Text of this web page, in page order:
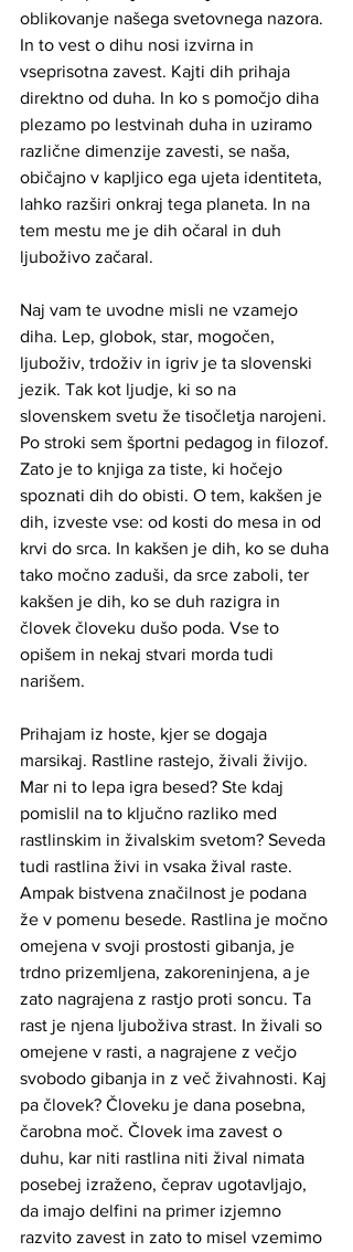
oblikovanje našega svetovnega nazora.
In to vest o dihu nosi izvirna in
vseprisotna zavest. Kajti dih prihaja
direktno od duha. In ko s pomočjo diha
plezamo po lestvinah duha in uziramo
različne dimenzije zavesti, se naša,
običajno v kapljico ega ujeta identiteta,
lahko razširi onkraj tega planeta. In na
tem mestu me je dih očaral in duh
ljuboživo začaral.
Naj vam te uvodne misli ne vzamejo
diha. Lep, globok, star, mogočen,
ljuboživ, trdoživ in igriv je ta slovenski
jezik. Tak kot ljudje, ki so na
slovenskem svetu že tisočletja narojeni.
Po stroki sem športni pedagog in filozof.
Zato je to knjiga za tiste, ki hočejo
spoznati dih do obisti. O tem, kakšen je
dih, izveste vse: od kosti do mesa in od
krvi do srca. In kakšen je dih, ko se duha
tako močno zaduši, da srce zaboli, ter
kakšen je dih, ko se duh razigra in
človek človeku dušo poda. Vse to
opišem in nekaj stvari morda tudi
narišem.
Prihajam iz hoste, kjer se dogaja
marsikaj. Rastline rastejo, živali živijo.
Mar ni to lepa igra besed? Ste kdaj
pomislil na to ključno razliko med
rastlinskim in živalskim svetom? Seveda
tudi rastlina živi in vsaka žival raste.
Ampak bistvena značilnost je podana
že v pomenu besede. Rastlina je močno
omejena v svoji prostosti gibanja, je
trdno prizemljena, zakoreninjena, a je
zato nagrajena z rastjo proti soncu. Ta
rast je njena ljuboživa strast. In živali so
omejene v rasti, a nagrajene z večjo
svobodo gibanja in z več živahnosti. Kaj
pa človek? Človeku je dana posebna,
čarobna moč. Človek ima zavest o
duhu, kar niti rastlina niti žival nimata
posebej izraženo, čeprav ugotavljajo,
da imajo delfini na primer izjemno
razvito zavest in zato to misel vzemimo